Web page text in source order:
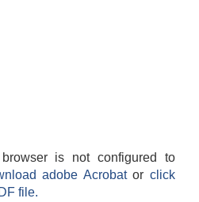
is not configured to
adobe Acrobatorclick
file.